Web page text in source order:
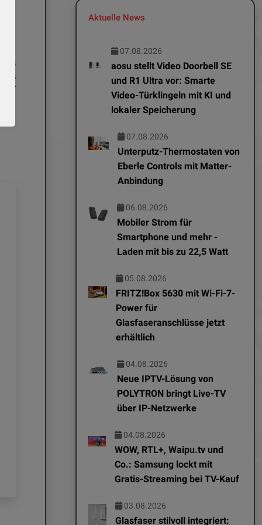
Bis
Neue IPTV-Lösung von
POLYTRON bringt Live-
TV über IP-Netzwerke
aosu stellt
Türklingeln
lokaler
Aktuelle News
07.08.2026
aosu stellt Video Doorbell SE
und R1 Ultra vor: Smarte
Video-Türklingeln mit KI und
lokaler Speicherung
07.08.2026
Unterputz-Thermostaten von
Eberle Controls mit Matter-
Anbindung
06.08.2026
Mobiler Strom für
Smartphone und mehr -
Laden mit bis zu 22,5 Watt
05.08.2026
FRITZ!Box 5630 mit Wi-Fi-7-
Power für
Glasfaseranschlüsse jetzt
erhältlich
04.08.2026
Neue IPTV-Lösung von
POLYTRON bringt Live-TV
über IP-Netzwerke
04.08.2026
WOW, RTL+, Waipu.tv und
Co.: Samsung lockt mit
Gratis-Streaming bei TV-Kauf
03.08.2026
Glasfaser stilvoll integriert: